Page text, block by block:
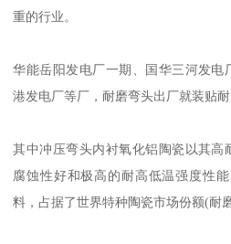
重的行业。
华能岳阳发电厂一期、国华三河发电
港发电厂等厂，耐磨弯头出厂就装贴耐
其中冲压弯头内衬氧化铝陶瓷以其高
腐蚀性好和极高的耐高低温强度性
料，占据了世界特种陶瓷市场份额(耐